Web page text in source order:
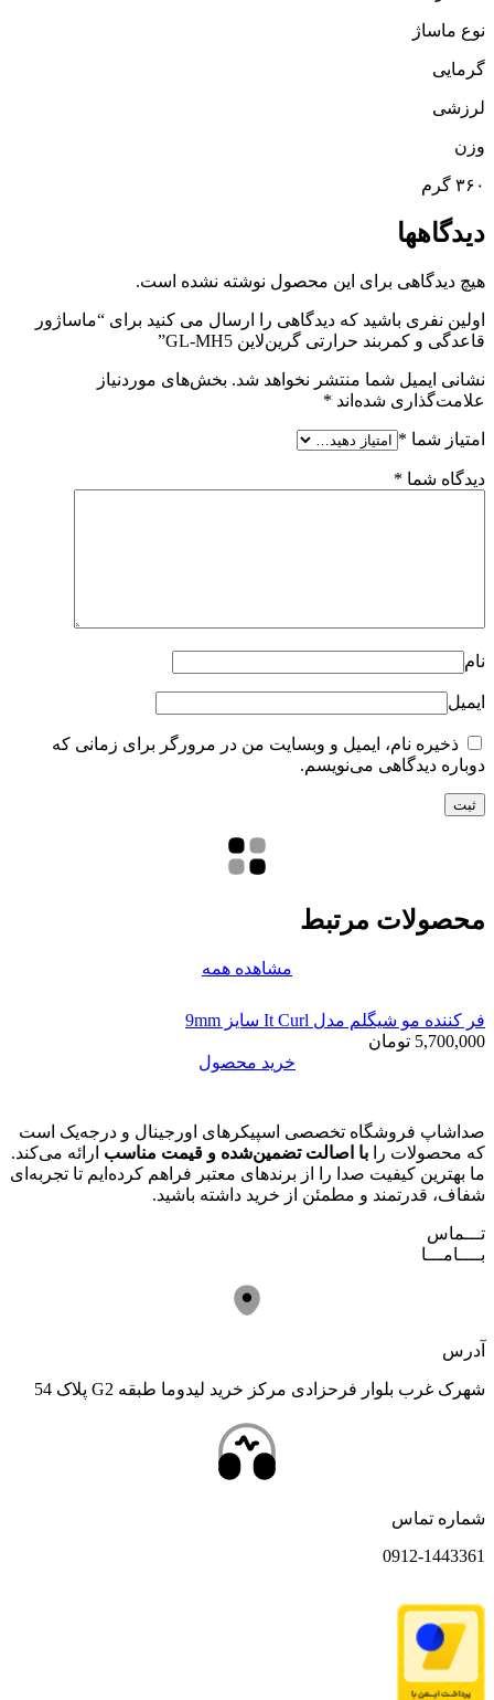
نوع ماساژ
گرمایی
لرزشی
وزن
۳۶۰ گرم
دیدگاهها
هیچ دیدگاهی برای این محصول نوشته نشده است.
اولین نفری باشید که دیدگاهی را ارسال می کنید برای “ماساژور
قاعدگی و کمربند حرارتی گرین‌لاین GL-MH5”
نشانی ایمیل شما منتشر نخواهد شد. بخش‌های موردنیاز
علامت‌گذاری شده‌اند *
امتیاز شما *
دیدگاه شما *
نام
ایمیل
ذخیره نام، ایمیل و وبسایت من در مرورگر برای زمانی که
دوباره دیدگاهی می‌نویسم.
محصولات مرتبط
مشاهده همه
فر کننده مو شیگلم مدل It Curl سایز 9mm
5,700,000 تومان
خرید محصول
صداشاپ فروشگاه تخصصی اسپیکرهای اورجینال و درجه‌یک است
که محصولات را
با اصالت تضمین‌شده و قیمت مناسبارائه می‌کند.
ما بهترین کیفیت صدا را از برندهای معتبر فراهم کرده‌ایم تا تجربه‌ای
شفاف، قدرتمند و مطمئن از خرید داشته باشید.
تـــماس
بــــامـــا
آدرس
شهرک غرب بلوار فرحزادی مرکز خرید لیدوما طبقه G2 پلاک 54
شماره تماس
0912-1443361